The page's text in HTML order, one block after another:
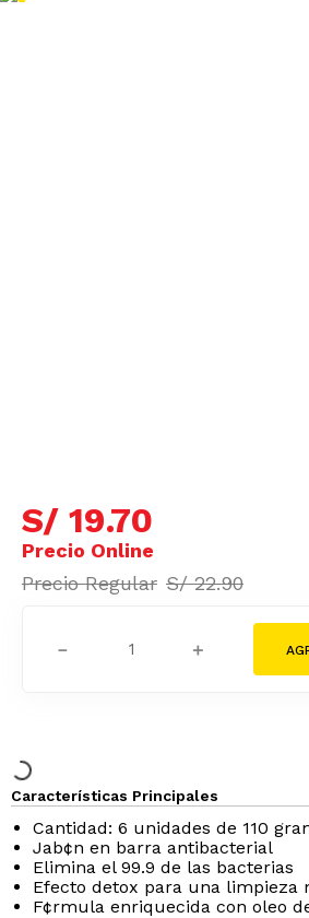
S/ 19.70
S/ 22.90
＋
－
Características Principales
Cantidad: 6 unidades de 110
Jab¢n en barra antibacterial
Elimina el 99.9 de las bacterias
Efecto detox para una limpieza
F¢rmula enriquecida con oleo